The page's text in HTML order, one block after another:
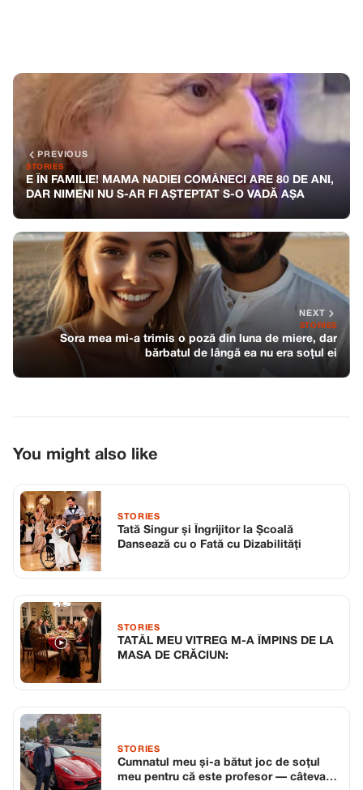
PREVIOUS
STORIES
E ÎN FAMILIE! MAMA NADIEI COMĂNECI ARE 80 DE ANI,
DAR NIMENI NU S-AR FI AȘTEPTAT S-O VADĂ AȘA
NEXT
STORIES
Sora mea mi-a trimis o poză din luna de miere, dar
bărbatul de lângă ea nu era soțul ei
You might also like
STORIES
Tată Singur și Îngrijitor la Școală
Dansează cu o Fată cu Dizabilități
STORIES
TATĂL MEU VITREG M-A ÎMPINS DE LA
MASA DE CRĂCIUN:
STORIES
Cumnatul meu și-a bătut joc de soțul
meu pentru că este profesor — câteva